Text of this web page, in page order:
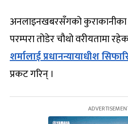
अनलाइनखबरसँगको कुराकानीका
परम्परा तोडेर चौथो वरीयतामा
शर्मालाई प्रधानन्यायाधीश
प्रकट गरिन् ।